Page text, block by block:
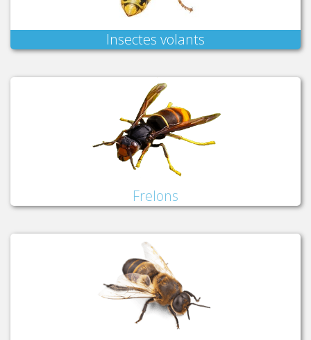
Insectes volants
Frelons